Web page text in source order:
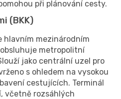
při plánování cesty.
(BKK)
hlavním mezinárodním
metropolitní
jako centrální uzel pro
s ohledem na vysokou
cestujících. Terminál
včetně rozsáhlých